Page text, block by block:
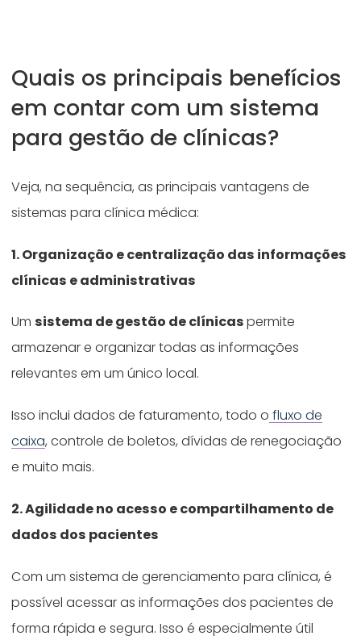
Quais os principais benefícios
em contar com um sistema
para gestão de clínicas?
Veja, na sequência, as principais vantagens de
sistemas para clínica médica:
1. Organização e centralização das informações
clínicas e administrativas
Umsistema de gestão de clínicaspermite
armazenar e organizar todas as informações
relevantes em um único local.
Isso inclui dados de faturamento, todo o fluxo de
caixa, controle de boletos, dívidas de renegociação
e muito mais.
2. Agilidade no acesso e compartilhamento de
dados dos pacientes
Com um sistema de gerenciamento para clínica, é
possível acessar as informações dos pacientes de
forma rápida e segura. Isso é especialmente útil